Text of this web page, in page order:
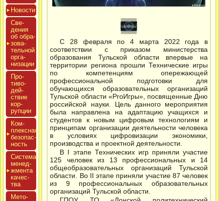
Новос­ти
Све­
дения
об об­ра­
зова­
тель­ной
ор­га­
низа­ции
Про­
тиво­
дей­
ствие
кор­
рупции
Ком­
плексная
бе­зопас­
ность
Сис­те­ма
ме­нед­
жмен­та
ка­чес­
тва
Мето­
С 28 февраля по 4 марта 2022 года в
соответствии с приказом министерства
образования Тульской области впервые на
территории региона прошли Технические игры
по компетенциям опережающей
профессиональной подготовки для
обучающихся образовательных организаций
Тульской области «ProИгры», посвященные Дню
российской науки. Цель данного мероприятия
была направлена на адаптацию учащихся и
студентов к новым цифровым технологиям и
принципам организации деятельности человека
в условиях цифровизации экономики,
производства и проектной деятельности.
В I этапе Технических игр приняли участие
125 человек из 13 профессиональных и 14
общеобразовательных организаций Тульской
области. Во II этапе приняли участие 87 человек
из 9 профессиональных образовательных
организаций Тульской области.